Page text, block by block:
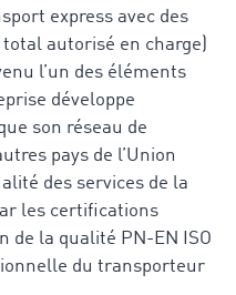
express avec des
autorisé en charge)
l’un des éléments
développe
son réseau de
pays de l’Union
des services de la
les certifications
de la qualité PN-EN ISO
du transporteur